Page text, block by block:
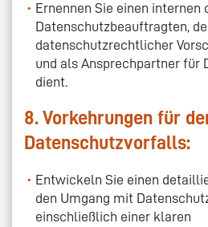
Ernennen Sie einen internen
Datenschutzbeauftragten,
datenschutzrechtlicher
und als Ansprechpartner für
dient.
8. Vorkehrungen für
Datenschutzvorfalls:
Entwickeln Sie einen
den Umgang mit
einschließlich einer klaren